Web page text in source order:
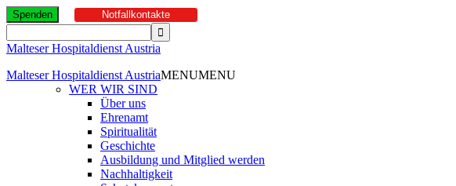
Spenden Notfallkontakte
Malteser Hospitaldienst Austria
Malteser Hospitaldienst AustriaMENUMENU
WER WIR SIND
Über uns
Ehrenamt
Spiritualität
Geschichte
Ausbildung und Mitglied werden
Nachhaltigkeit